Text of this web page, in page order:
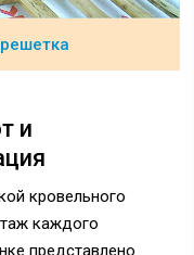
и
кровельного
каждого
представлено